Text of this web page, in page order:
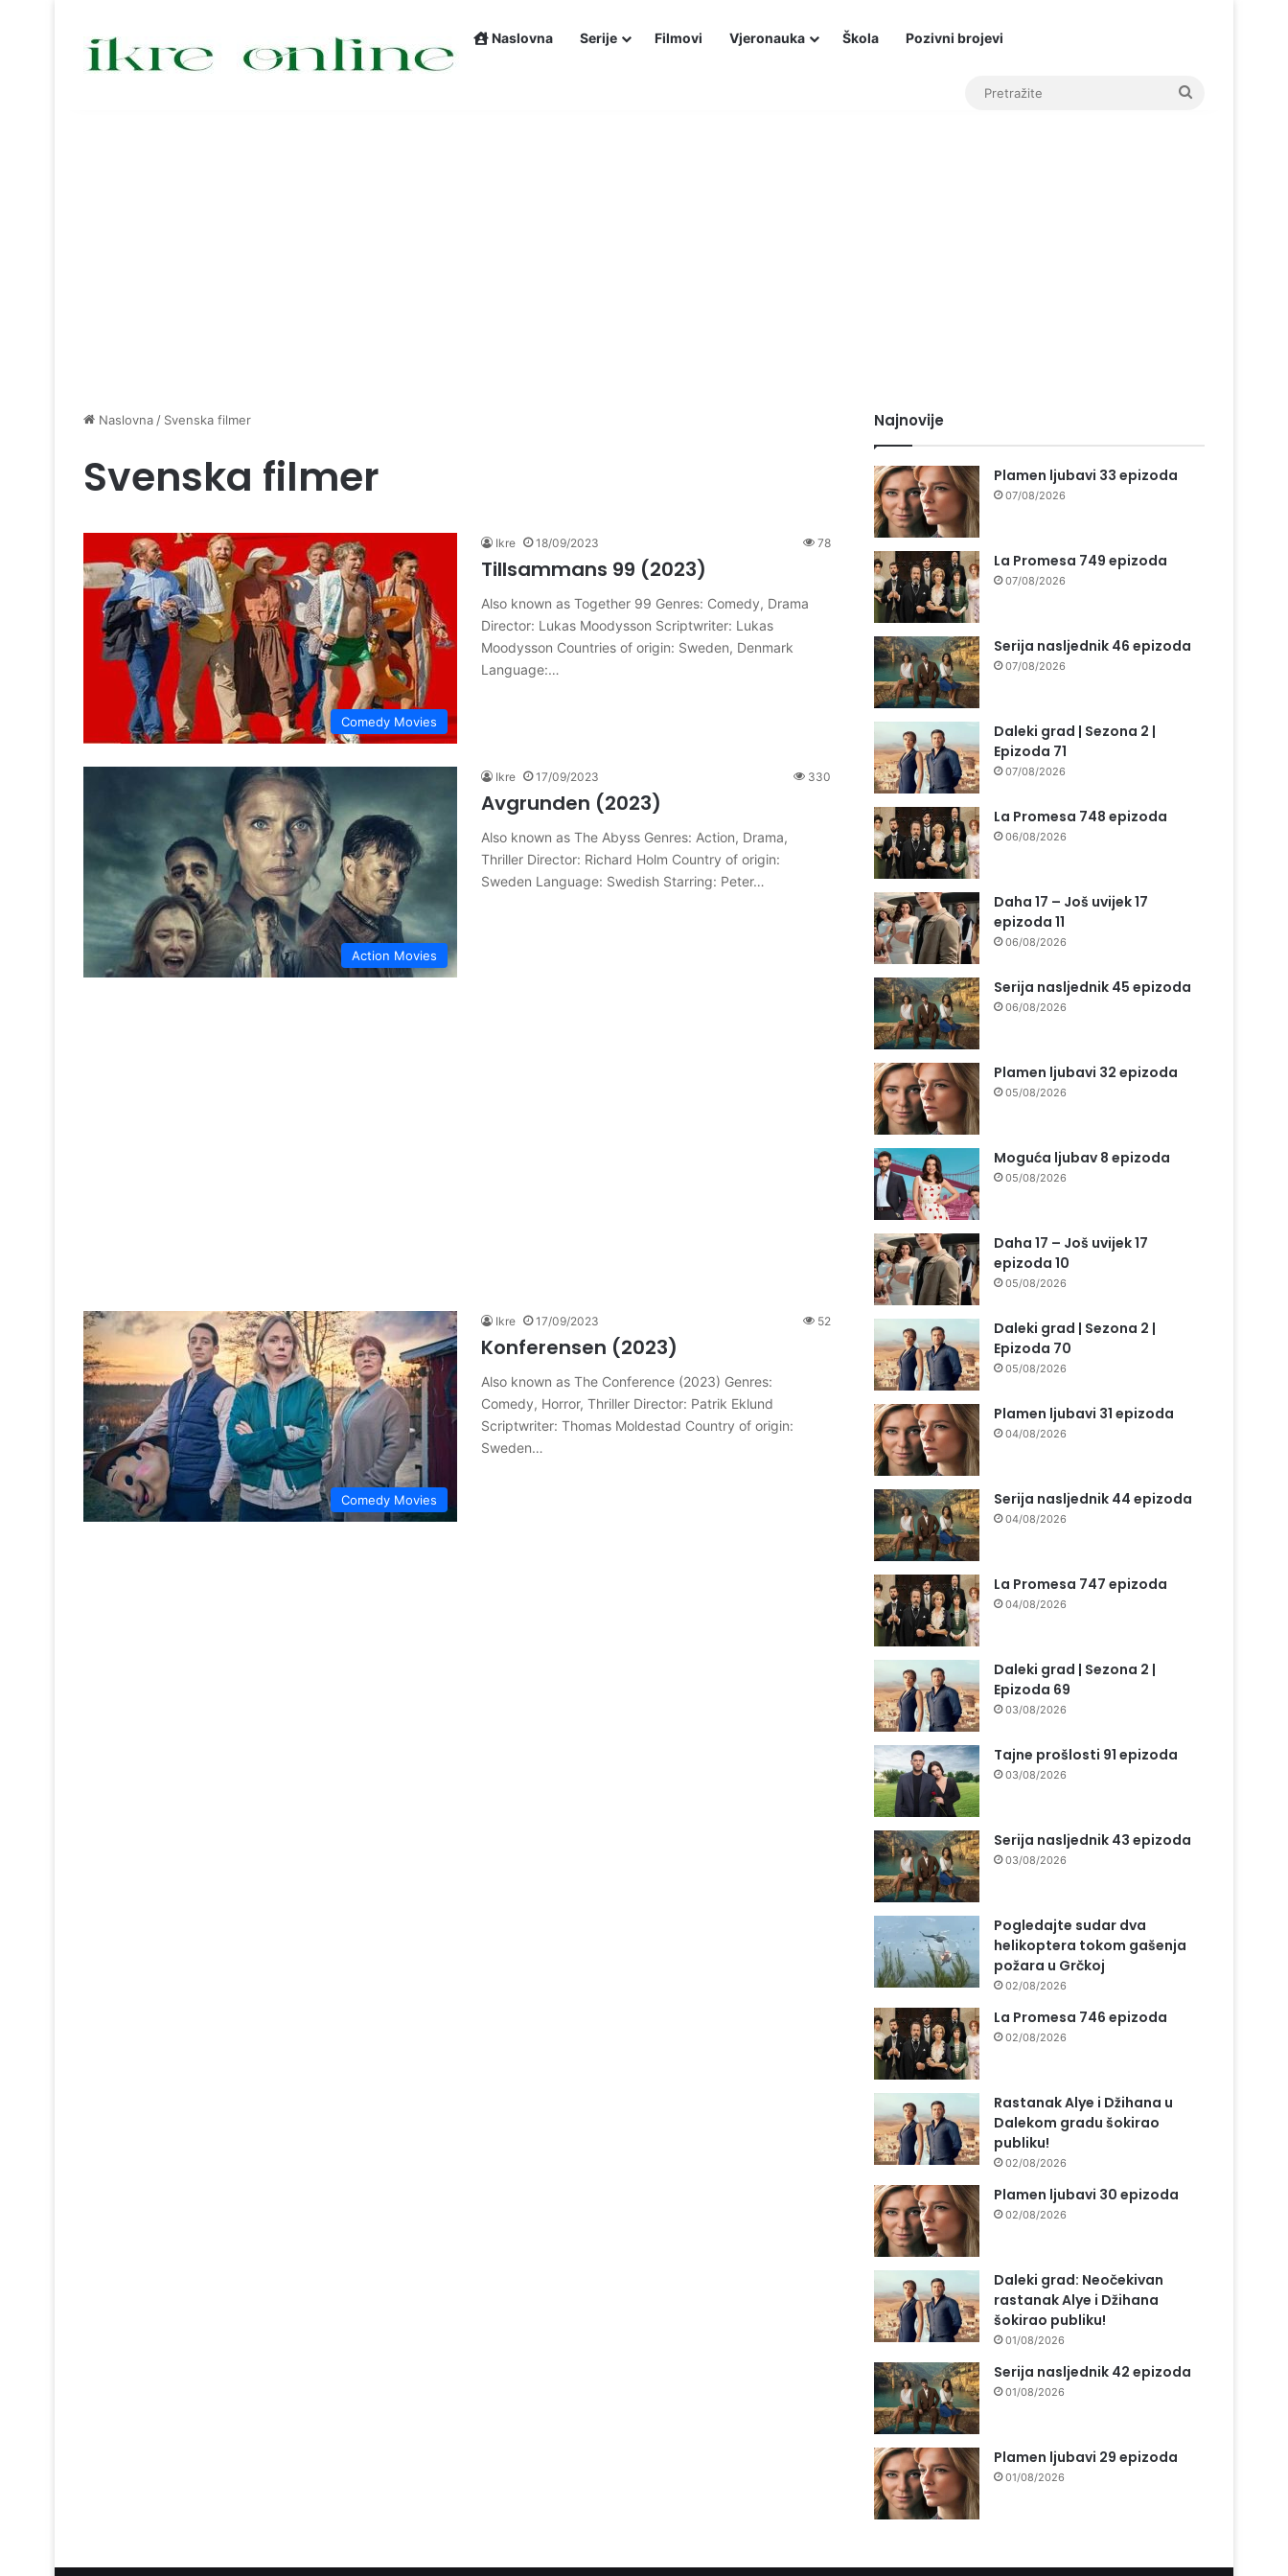
Naslovna Serije Filmovi Vjeronauka Škola Pozivni brojevi
Naslovna / Svenska filmer
Svenska filmer
Comedy Movies
Ikre 18/09/2023 78
Tillsammans 99 (2023)
Also known as Together 99 Genres: Comedy, Drama
Director: Lukas Moodysson Scriptwriter: Lukas
Moodysson Countries of origin: Sweden, Denmark
Language:…
Action Movies
Ikre 17/09/2023 330
Avgrunden (2023)
Also known as The Abyss Genres: Action, Drama,
Thriller Director: Richard Holm Country of origin:
Sweden Language: Swedish Starring: Peter…
Comedy Movies
Ikre 17/09/2023 52
Konferensen (2023)
Also known as The Conference (2023) Genres:
Comedy, Horror, Thriller Director: Patrik Eklund
Scriptwriter: Thomas Moldestad Country of origin:
Sweden…
Najnovije
Plamen ljubavi 33 epizoda
07/08/2026
La Promesa 749 epizoda
07/08/2026
Serija nasljednik 46 epizoda
07/08/2026
Daleki grad | Sezona 2 |
Epizoda 71
07/08/2026
La Promesa 748 epizoda
06/08/2026
Daha 17 – Još uvijek 17
epizoda 11
06/08/2026
Serija nasljednik 45 epizoda
06/08/2026
Plamen ljubavi 32 epizoda
05/08/2026
Moguća ljubav 8 epizoda
05/08/2026
Daha 17 – Još uvijek 17
epizoda 10
05/08/2026
Daleki grad | Sezona 2 |
Epizoda 70
05/08/2026
Plamen ljubavi 31 epizoda
04/08/2026
Serija nasljednik 44 epizoda
04/08/2026
La Promesa 747 epizoda
04/08/2026
Daleki grad | Sezona 2 |
Epizoda 69
03/08/2026
Tajne prošlosti 91 epizoda
03/08/2026
Serija nasljednik 43 epizoda
03/08/2026
Pogledajte sudar dva
helikoptera tokom gašenja
požara u Grčkoj
02/08/2026
La Promesa 746 epizoda
02/08/2026
Rastanak Alye i Džihana u
Dalekom gradu šokirao
publiku!
02/08/2026
Plamen ljubavi 30 epizoda
02/08/2026
Daleki grad: Neočekivan
rastanak Alye i Džihana
šokirao publiku!
01/08/2026
Serija nasljednik 42 epizoda
01/08/2026
Plamen ljubavi 29 epizoda
01/08/2026